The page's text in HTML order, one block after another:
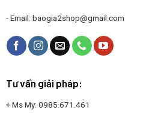
- Email: baogia2shop@gmail.com
Tư vấn giải pháp:
+ Ms My: 0985.671.461